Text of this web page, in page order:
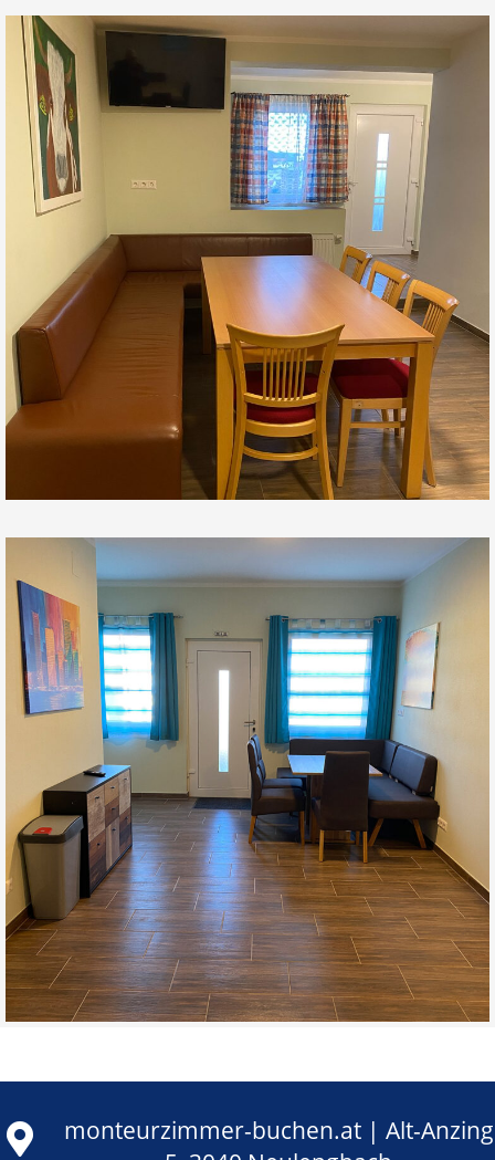
monteurzimmer-buchen.at | Alt-Anzing